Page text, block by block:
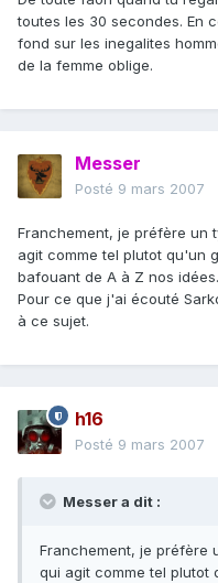
toutes les 30 secondes. En
fond sur les inegalites
de la femme oblige.
Messer
Posté 9 mars 2007
Franchement, je préfère un
agit comme tel plutot qu'un
bafouant de A à Z nos
Pour ce que j'ai écouté
à ce sujet.
h16
Posté 9 mars 2007
Messer a dit :
Franchement, je préfère
qui agit comme tel plutot